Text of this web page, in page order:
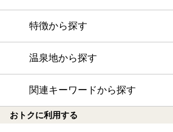
特徴から探す
温泉地から探す
関連キーワードから探す
おトクに利用する